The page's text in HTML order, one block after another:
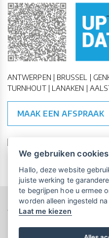
ANTWERPEN | BRUSSEL |
TURNHOUT | LANAKEN |
MAAK EEN AFSPRAAK
🇪🇺 🇧🇪
Copyright All Rights Reserved
WebDesign
Privacy & Cookies
We gebruiken
Hallo, deze website
juiste werking te
te begrijpen hoe u ermee
worden alleen ingesteld
Laat me kiezen
Vrijblijvende kennismaking?
een persoonlijke demo.
Maandelijks gratis
voor UP-TO-DATE Klanten: